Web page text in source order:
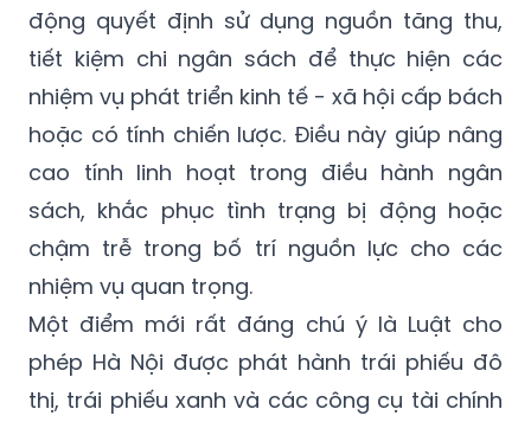
động quyết định sử dụng nguồn tăng thu,
tiết kiệm chi ngân sách để thực hiện các
nhiệm vụ phát triển kinh tế - xã hội cấp bách
hoặc có tính chiến lược. Điều này giúp nâng
cao tính linh hoạt trong điều hành ngân
sách, khắc phục tình trạng bị động hoặc
chậm trễ trong bố trí nguồn lực cho các
nhiệm vụ quan trọng.
Một điểm mới rất đáng chú ý là Luật cho
phép Hà Nội được phát hành trái phiếu đô
thị, trái phiếu xanh và các công cụ tài chính